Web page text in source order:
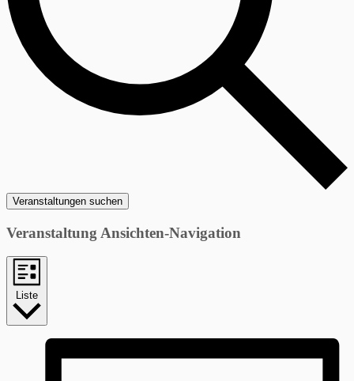
Veranstaltungen suchen
Veranstaltung Ansichten-Navigation
Liste